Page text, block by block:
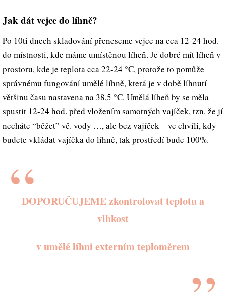
Jak dát vejce do líhně?
Po 10ti dnech skladování přeneseme vejce na cca 12-24 hod.
do místnosti, kde máme umístěnou líheň. Je dobré mít líheň v
prostoru, kde je teplota cca 22-24 °C, protože to pomůže
správnému fungování umělé líhně, která je v době líhnutí
většinu času nastavena na 38,5 °C. Umělá líheň by se měla
spustit 12-24 hod. před vložením samotných vajíček, tzn. že jí
necháte “běžet” vč. vody …, ale bez vajíček – ve chvíli, kdy
budete vkládat vajíčka do líhně, tak prostředí bude 100%.
DOPORUČUJEME zkontrolovat teplotu a
vlhkost
v umělé líhni externím teploměrem